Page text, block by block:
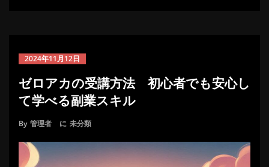
2024年11月12日
ゼロアカの受講方法 初心者でも安心し
て学べる副業スキル
By 管理者 に 未分類